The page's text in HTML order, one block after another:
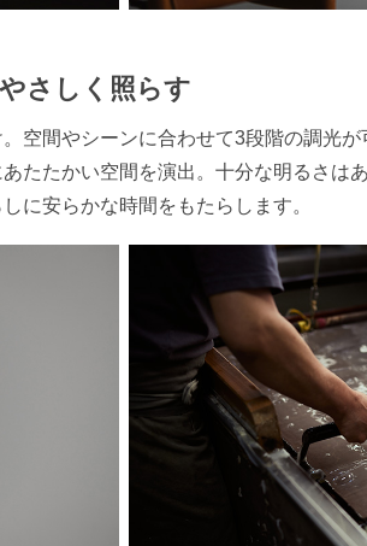
さしく照らす
空間やシーンに合わせて3段階の調光
たたかい空間を演出。十分な明るさは
に安らかな時間をもたらします。